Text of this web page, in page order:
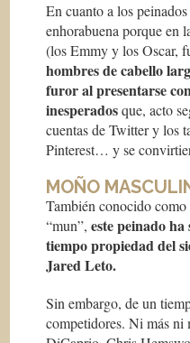
En cuanto a los
enhorabuena porque en
(los Emmy y los Oscar,
hombres de cabello
furor al presentarse
inesperadosque, acto
cuentas de Twitter y los
Pinterest… y se
MOÑO
También conocido
“mun”,este peinado
tiempo propiedad del
Jared Leto.
Sin embargo, de un
competidores. Ni más ni